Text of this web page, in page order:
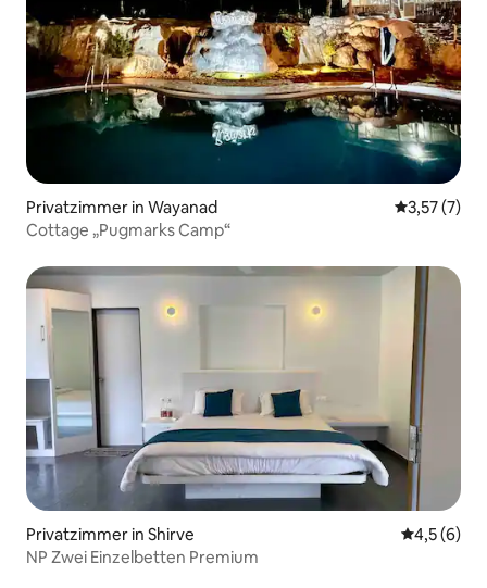
Privatzimmer in Wayanad
3,57 (7)
Cottage „Pugmarks Camp“
Privatzimmer in Shirve
4,5 (6)
NP Zwei Einzelbetten Premium